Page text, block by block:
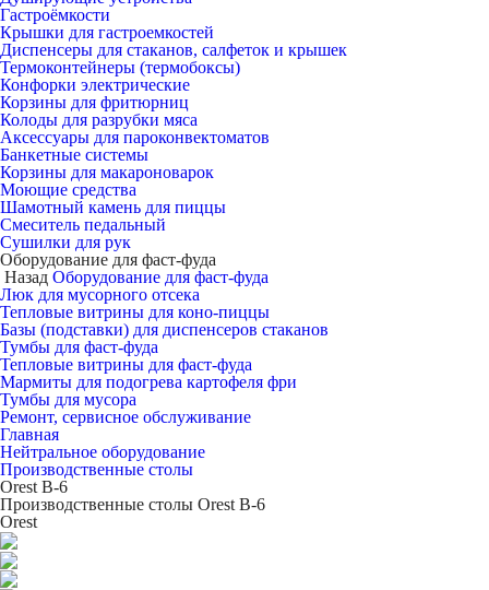
Гастроёмкости
Крышки для гастроемкостей
Диспенсеры для стаканов, салфеток и крышек
Термоконтейнеры (термобоксы)
Конфорки электрические
Корзины для фритюрниц
Колоды для разрубки мяса
Аксессуары для пароконвектоматов
Банкетные системы
Корзины для макароноварок
Моющие средства
Шамотный камень для пиццы
Смеситель педальный
Сушилки для рук
Оборудование для фаст-фуда
Назад Оборудование для фаст-фуда
Люк для мусорного отсека
Тепловые витрины для коно-пиццы
Базы (подставки) для диспенсеров стаканов
Тумбы для фаст-фуда
Тепловые витрины для фаст-фуда
Мармиты для подогрева картофеля фри
Тумбы для мусора
Ремонт, сервисное обслуживание
Главная
Нейтральное оборудование
Производственные столы
Orest В-6
Производственные столы Orest В-6
Orest